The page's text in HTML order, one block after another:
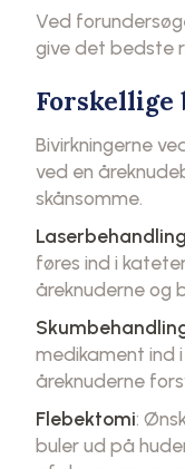
Ved
give det bedste
Forskellige
Bivirkningerne
ved en
skånsomme.
føres ind i
åreknuderne og
medikament ind
åreknuderne
Flebektomi:
buler ud på